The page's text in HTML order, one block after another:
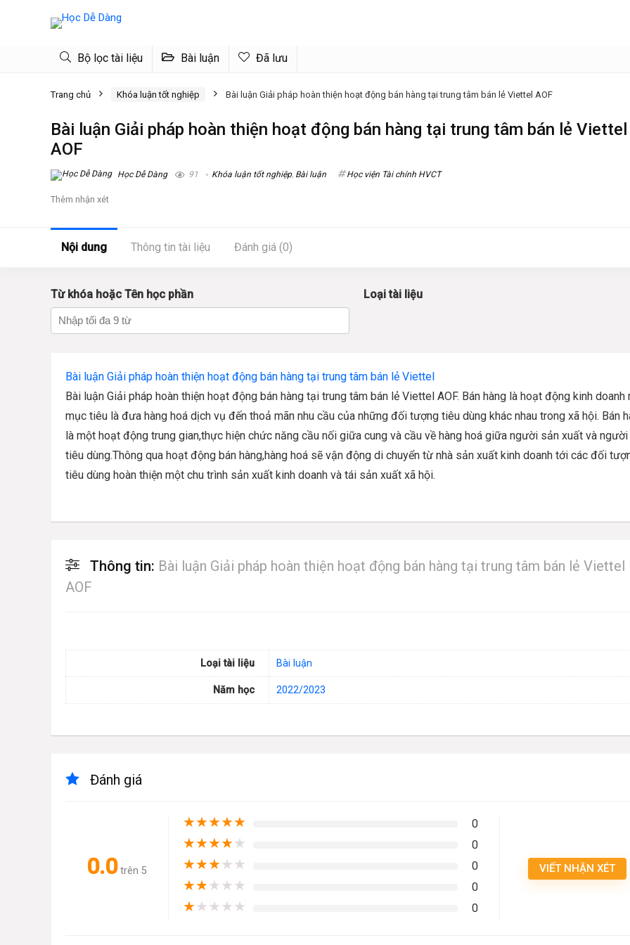
Bộ lọc tài liệu Bài luận Đã lưu
Trang chủ Khóa luận tốt nghiệp Bài luận Giải pháp hoàn thiện hoạt động bán hàng tại trung tâm bán lẻ Viettel AOF
Bài luận Giải pháp hoàn thiện hoạt động bán hàng tại trung tâm bán lẻ Viettel
AOF
Học Dễ Dàng 91 Khóa luận tốt nghiệp, Bài luận Học viện Tài chính HVCT
Thêm nhận xét
Nội dung Thông tin tài liệu Đánh giá (0)
Từ khóa hoặc Tên học phần Loại tài liệu
Bài luận Giải pháp hoàn thiện hoạt động bán hàng tại trung tâm bán lẻ Viettel
Bài luận Giải pháp hoàn thiện hoạt động bán hàng tại trung tâm bán lẻ Viettel AOF. Bán hàng là hoạt động kinh doanh
mục tiêu là đưa hàng hoá dịch vụ đến thoả mãn nhu cầu của những đối tượng tiêu dùng khác nhau trong xã hội. Bán
là một hoạt động trung gian,thực hiện chức năng cầu nối giữa cung và cầu về hàng hoá giữa người sản xuất và người
tiêu dùng.Thông qua hoạt động bán hàng,hàng hoá sẽ vận động di chuyển từ nhà sản xuất kinh doanh tới các đối
tiêu dùng hoàn thiện một chu trình sản xuất kinh doanh và tái sản xuất xã hội.
Thông tin: Bài luận Giải pháp hoàn thiện hoạt động bán hàng tại trung tâm bán lẻ Viettel
AOF
Loại tài liệu Bài luận
Năm học 2022/2023
Đánh giá
0.0 trên 5
★★★★★ 0
★★★★★ 0
★★★★★ 0
★★★★★ 0
★★★★★ 0
VIẾT NHẬN XÉT